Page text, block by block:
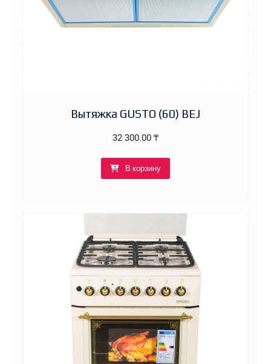
Вытяжка GUSTO (60) BEJ
32 300.00 ₸
В корзину